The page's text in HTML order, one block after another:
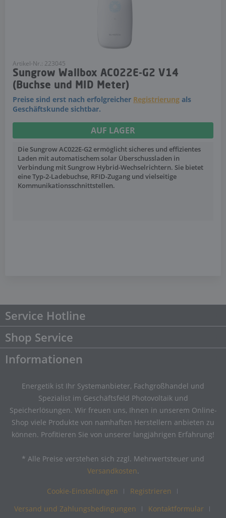
Artikel-Nr.: 223045
Sungrow Wallbox AC022E-G2 V14
(Buchse und MID Meter)
Preise sind erst nach erfolgreicher Registrierung als
Geschäftskunde sichtbar.
AUF LAGER
Die Sungrow AC022E-G2 ermöglicht sicheres und effizientes
Laden mit automatischem solar Überschussladen in
Verbindung mit Sungrow Hybrid-Wechselrichtern. Sie bietet
eine Typ-2-Ladebuchse, RFID-Zugang und vielseitige
Kommunikationsschnittstellen.
Service Hotline
Shop Service
Informationen
Energetik ist Ihr Systemanbieter, Fachgroßhandel und
Spezialist im Geschäftsfeld Photovoltaik und
Speicherlösungen. Wir freuen uns, Ihnen in unserem Online-
Shop viele Produkte von namhaften Herstellern anbieten zu
können. Profitieren Sie von unserer langjährigen Erfahrung!
* Alle Preise verstehen sich zzgl. Mehrwertsteuer und
Versandkosten.
Cookie-Einstellungen
Registrieren
Versand und Zahlungsbedingungen
Kontaktformular